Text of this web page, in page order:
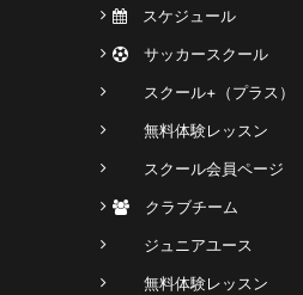
スケジュール
サッカースクール
スクール+（プラス）
無料体験レッスン
スクール会員ページ
クラブチーム
ジュニアユース
無料体験レッスン